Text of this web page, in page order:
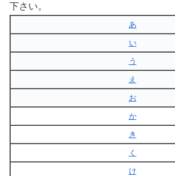
下さい。
あ
い
う
え
お
か
き
く
け